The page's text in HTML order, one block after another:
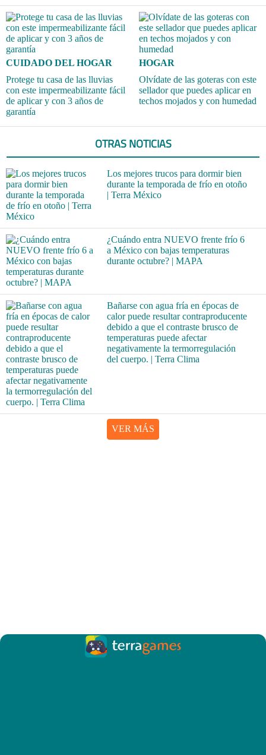
CUIDADO DEL HOGAR
Protege tu casa de las lluvias
con este impermeabilizante fácil
de aplicar y con 3 años de
garantía
HOGAR
Olvídate de las goteras con este
sellador que puedes aplicar en
techos mojados y con humedad
OTRAS NOTICIAS
Los mejores trucos para dormir bien
durante la temporada de frío en otoño
| Terra México
¿Cuándo entra NUEVO frente frío 6
a México con bajas temperaturas
durante octubre? | MAPA
Bañarse con agua fría en épocas de
calor puede resultar contraproducente
debido a que el contraste brusco de
temperaturas puede afectar
negativamente la termorregulación
del cuerpo. | Terra Clima
VER MÁS